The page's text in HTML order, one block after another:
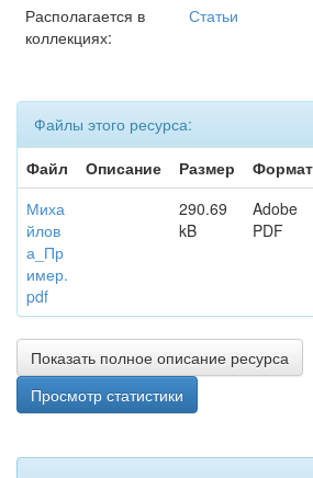
Располагается в
коллекциях:
Статьи
Файлы этого ресурса:
Файл
Описание Размер
Формат
Миха
йлов
а_Пр
имер.
pdf
290.69
kB
Adobe
PDF
Показать полное описание ресурса
Просмотр статистики